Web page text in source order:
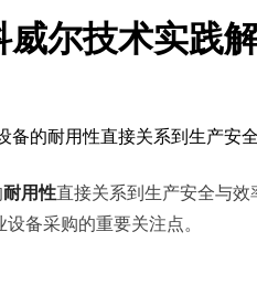
尔技术实践
备的耐用性直接关系到生产
耐用性直接关系到生产安全与效
备采购的重要关注点。